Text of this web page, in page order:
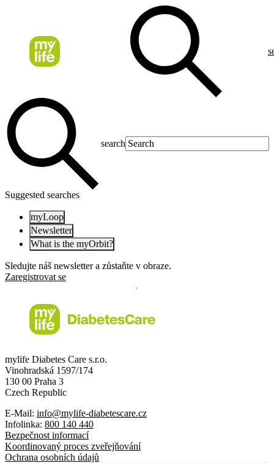
search
Suggested searches
myLoop
Newsletter
What is the myOrbit?
Sledujte náš newsletter a zůstaňte v obraze.
Zaregistrovat se
mylife Diabetes Care s.r.o.
Vinohradská 1597/174
130 00 Praha 3
Czech Republic
E-Mail: info@mylife-diabetescare.cz
Infolinka: 800 140 440
Bezpečnost informací
Koordinovaný proces zveřejňování
Ochrana osobních údajů